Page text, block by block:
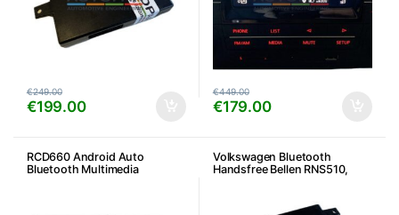
€199.00
€249.00
€179.00
€449.00
RCD660 Android Auto
Bluetooth Multimedia
Volkswagen Bluetooth
Handsfree Bellen RNS510,